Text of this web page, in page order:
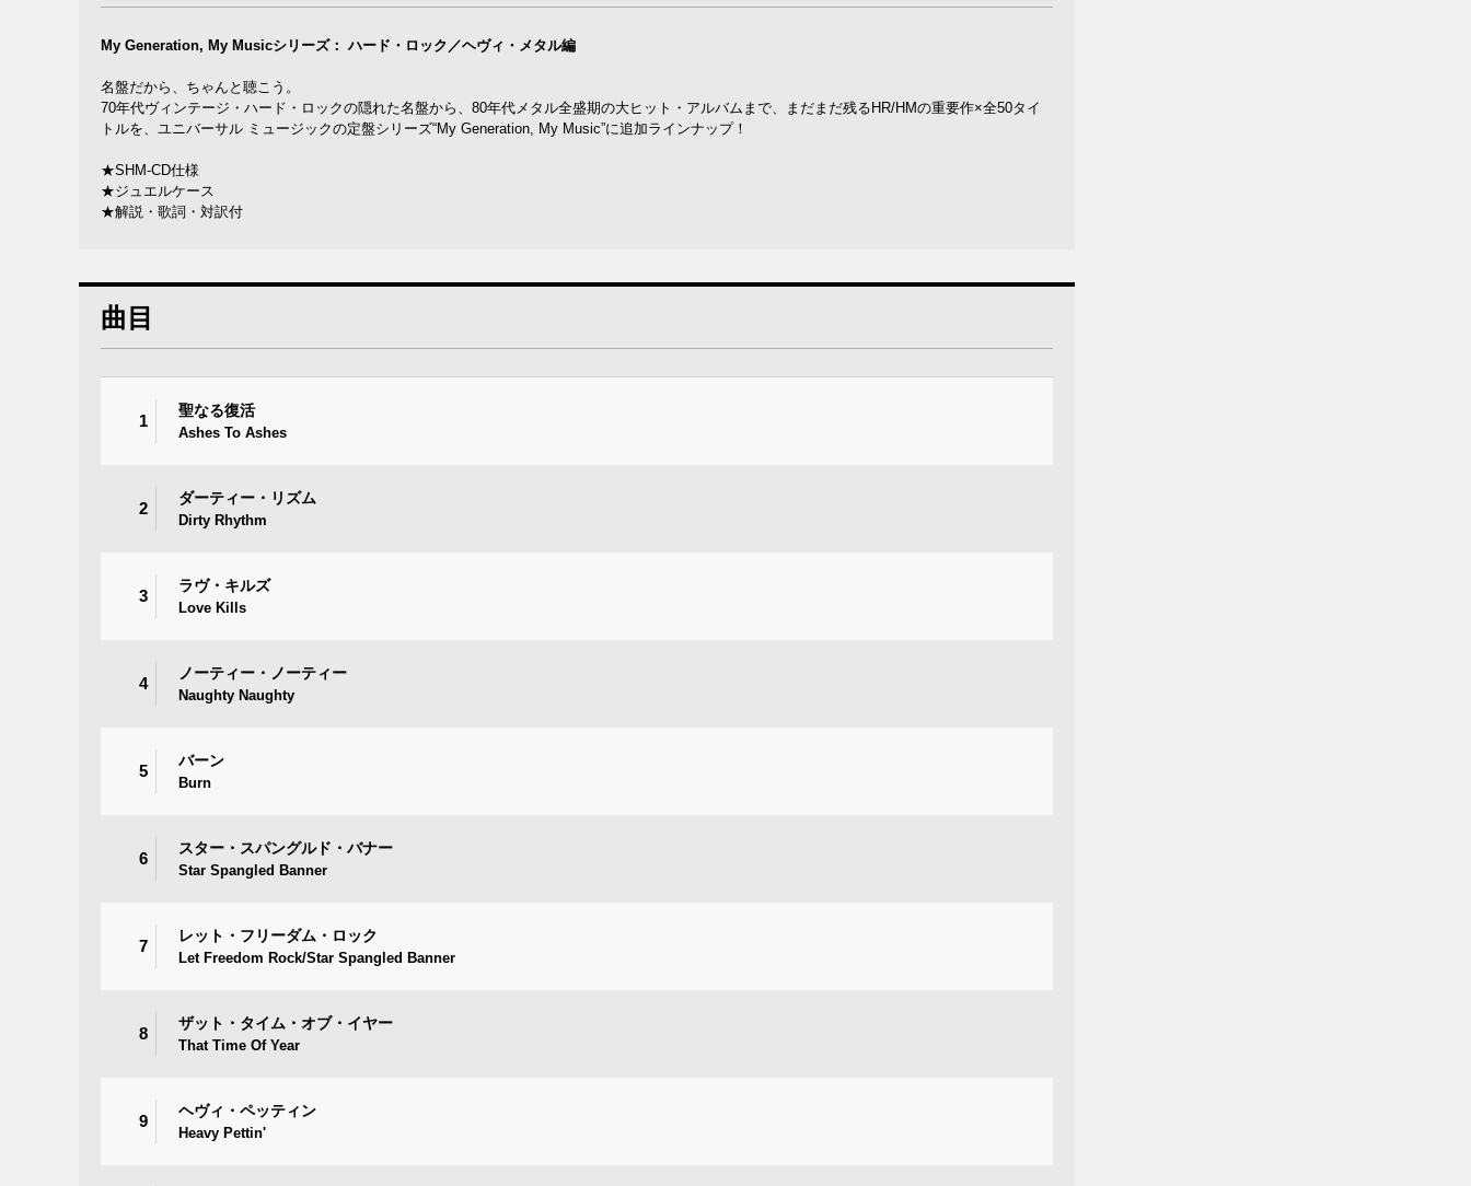
My Generation, My Musicシリーズ： ハード・ロック／ヘヴィ・メタル編
名盤だから、ちゃんと聴こう。
70年代ヴィンテージ・ハード・ロックの隠れた名盤から、80年代メタル全盛期の大ヒット・アルバムまで、まだまだ残るHR/HMの重要作×全50タイ
トルを、ユニバーサル ミュージックの定盤シリーズ“My Generation, My Music”に追加ラインナップ！
★SHM-CD仕様
★ジュエルケース
★解説・歌詞・対訳付
曲目
1
聖なる復活
Ashes To Ashes
2
ダーティー・リズム
Dirty Rhythm
3
ラヴ・キルズ
Love Kills
4
ノーティー・ノーティー
Naughty Naughty
5
バーン
Burn
6
スター・スパングルド・バナー
Star Spangled Banner
7
レット・フリーダム・ロック
Let Freedom Rock/Star Spangled Banner
8
ザット・タイム・オブ・イヤー
That Time Of Year
9
ヘヴィ・ペッティン
Heavy Pettin'